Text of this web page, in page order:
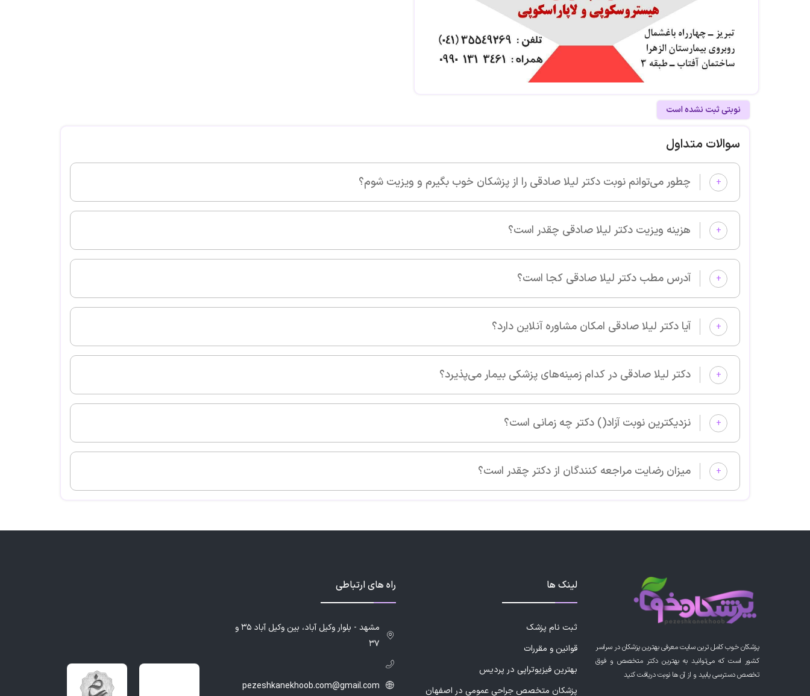
نوبتی ثبت نشده است
سوالات متداول
+ چطور می‌توانم نوبت دکتر لیلا صادقی را از پزشکان خوب بگیرم و ویزیت شوم؟
+ هزینه ویزیت دکتر لیلا صادقی چقدر است؟
+ آدرس مطب دکتر لیلا صادقی کجا است؟
+ آیا دکتر لیلا صادقی امکان مشاوره آنلاین دارد؟
+ دکتر لیلا صادقی در کدام زمینه‌های پزشکی بیمار می‌پذیرد؟
+ نزدیکترین نوبت آزاد() دکتر چه زمانی است؟
+ میزان رضایت مراجعه کنندگان از دکتر چقدر است؟
پزشکان خوب کامل ترین سایت معرفی بهترین پزشکان در سراسر
کشور است که می‌توانید به بهترین دکتر متخصص و فوق
تخصص دسترسی یابید و از آن ها نوبت دریافت کنید
لینک ها
ثبت نام پزشک
قوانین و مقررات
بهترین فیزیوتراپی در پردیس
پزشکان متخصص جراحی عمومی در اصفهان
راه های ارتباطی
مشهد - بلوار وکیل آباد، بین وکیل آباد ۳۵ و
۳۷
pezeshkanekhoob.com@gmail.com